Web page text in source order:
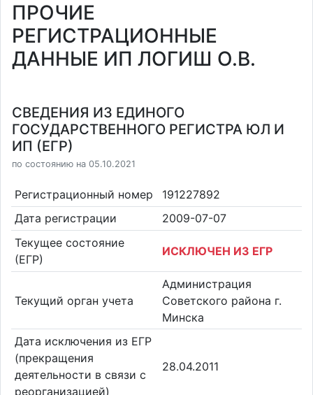
ПРОЧИЕ
РЕГИСТРАЦИОННЫЕ
ДАННЫЕ ИП ЛОГИШ О.В.
СВЕДЕНИЯ ИЗ ЕДИНОГО
ГОСУДАРСТВЕННОГО РЕГИСТРА ЮЛ И
ИП (ЕГР)
по состоянию на 05.10.2021
Регистрационный номер
191227892
Дата регистрации
2009-07-07
Текущее состояние
(ЕГР)
ИСКЛЮЧЕН ИЗ ЕГР
Текущий орган учета
Администрация
Советского района г.
Минска
Дата исключения из ЕГР
(прекращения
деятельности в связи с
реорганизацией)
28.04.2011